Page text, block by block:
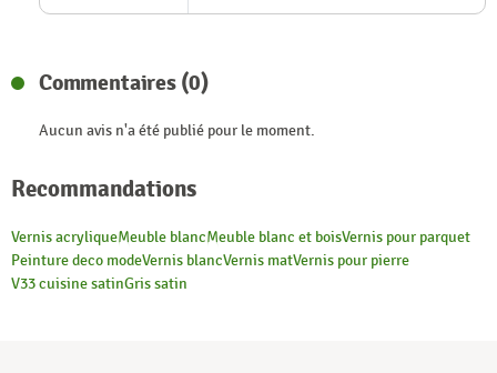
Commentaires (0)
Aucun avis n'a été publié pour le moment.
Recommandations
Vernis acryliqueMeuble blancMeuble blanc et boisVernis pour parquet
Peinture deco modeVernis blancVernis matVernis pour pierre
V33 cuisine satinGris satin